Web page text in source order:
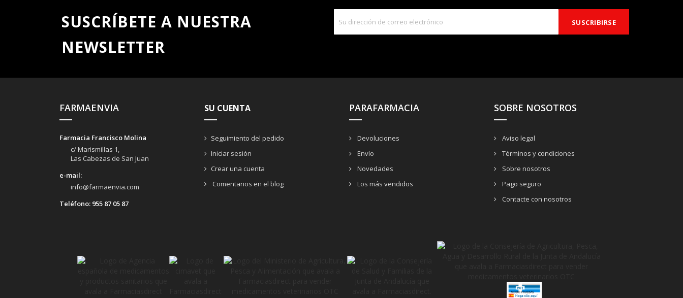
SUSCRÍBETE A NUESTRA
NEWSLETTER
FARMAENVIA
Farmacia Francisco Molina
c/ Marismillas 1,
Las Cabezas de San Juan
e-mail:
info@farmaenvia.com
Teléfono: 955 87 05 87
SU CUENTA
Seguimiento del pedido
Iniciar sesión
Crear una cuenta
Comentarios en el blog
PARAFARMACIA
Devoluciones
Envío
Novedades
Los más vendidos
SOBRE NOSOTROS
Aviso legal
Términos y condiciones
Sobre nosotros
Pago seguro
Contacte con nosotros